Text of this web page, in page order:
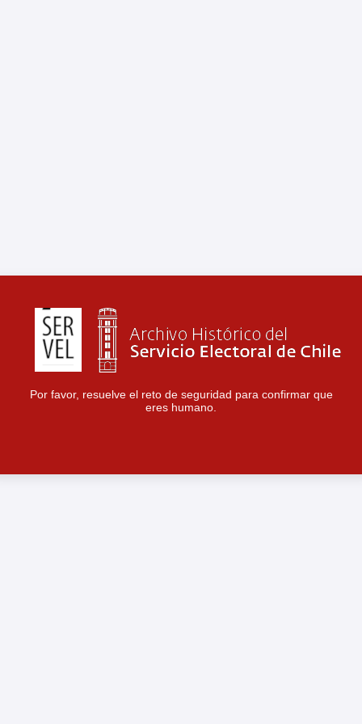
Por favor, resuelve el reto de seguridad para confirmar que
eres humano.